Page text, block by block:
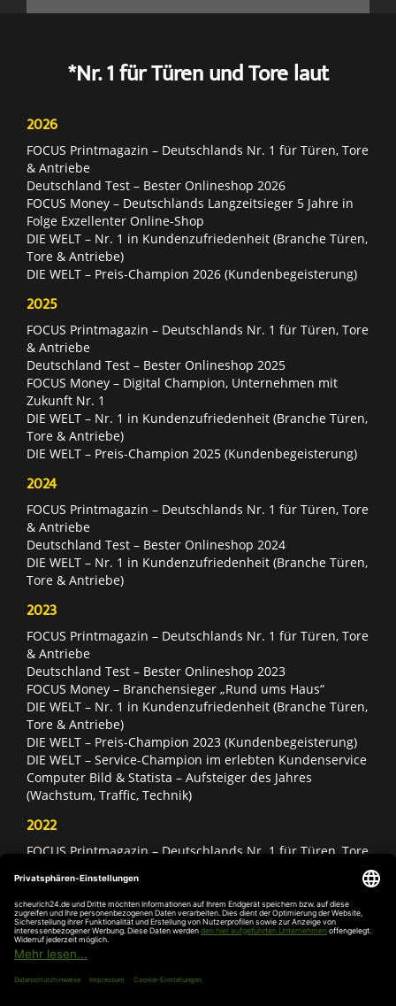
*Nr. 1 für Türen und Tore laut
2026
FOCUS Printmagazin – Deutschlands Nr. 1 für Türen, Tore
& Antriebe
Deutschland Test – Bester Onlineshop 2026
FOCUS Money – Deutschlands Langzeitsieger 5 Jahre in
Folge Exzellenter Online-Shop
DIE WELT – Nr. 1 in Kundenzufriedenheit (Branche Türen,
Tore & Antriebe)
DIE WELT – Preis-Champion 2026 (Kundenbegeisterung)
2025
FOCUS Printmagazin – Deutschlands Nr. 1 für Türen, Tore
& Antriebe
Deutschland Test – Bester Onlineshop 2025
FOCUS Money – Digital Champion, Unternehmen mit
Zukunft Nr. 1
DIE WELT – Nr. 1 in Kundenzufriedenheit (Branche Türen,
Tore & Antriebe)
DIE WELT – Preis-Champion 2025 (Kundenbegeisterung)
2024
FOCUS Printmagazin – Deutschlands Nr. 1 für Türen, Tore
& Antriebe
Deutschland Test – Bester Onlineshop 2024
DIE WELT – Nr. 1 in Kundenzufriedenheit (Branche Türen,
Tore & Antriebe)
2023
FOCUS Printmagazin – Deutschlands Nr. 1 für Türen, Tore
& Antriebe
Deutschland Test – Bester Onlineshop 2023
FOCUS Money – Branchensieger „Rund ums Haus“
DIE WELT – Nr. 1 in Kundenzufriedenheit (Branche Türen,
Tore & Antriebe)
DIE WELT – Preis-Champion 2023 (Kundenbegeisterung)
DIE WELT – Service-Champion im erlebten Kundenservice
Computer Bild & Statista – Aufsteiger des Jahres
(Wachstum, Traffic, Technik)
2022
FOCUS Printmagazin – Deutschlands Nr. 1 für Türen, Tore
Deutschland Test – Bester Onlineshop 2022
FOCUS Money – Branchensieger „Rund ums Haus“
DIE WELT – Service-Champion im erlebten Kundenservice
DIE WELT – Branchengewinner Gold-Rang (Türen, Tore &
Antriebe)